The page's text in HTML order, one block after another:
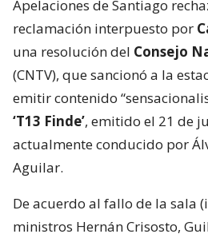
Apelaciones de Santiago
reclamación interpuesto por
una resolución del Consejo
(CNTV), que sancionó a la
emitir contenido
‘T13 Finde’, emitido el 21 de
actualmente conducido por
Aguilar.
De acuerdo al fallo de la sala
ministros Hernán Crisosto,